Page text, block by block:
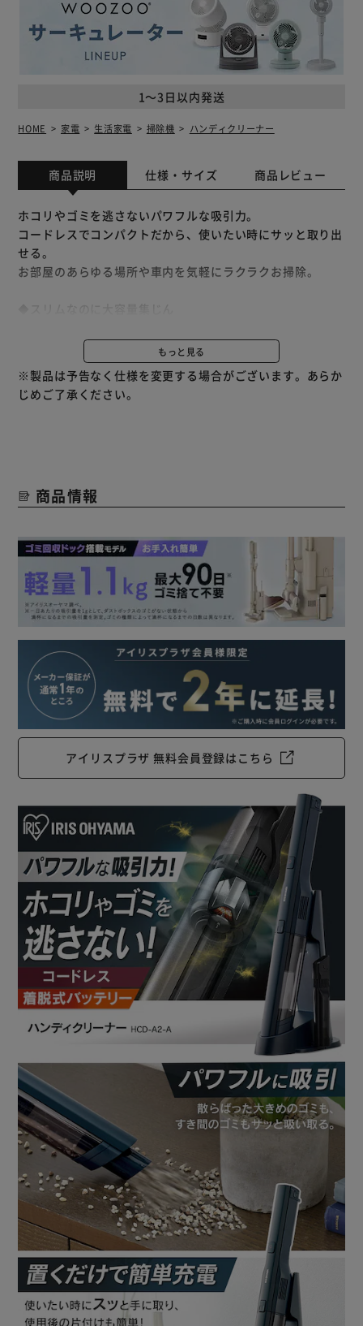
1～3日以内発送
HOME 家電 生活家電 掃除機 ハンディクリーナー
商品説明 仕様・サイズ 商品レビュー
ホコリやゴミを逃さないパワフルな吸引力。
コードレスでコンパクトだから、使いたい時にサッと取り出
せる。
お部屋のあらゆる場所や車内を気軽にラクラクお掃除。
集じん容量0.2Lなので、ゴミを捨てる頻度は少なく快適にお
掃除できます。
コンパクトボディのコードレスだから、掃除しにくい車内に
もおすすめ。
準HEPAフィルター搭載で、微細なゴミ・ホコリを取り除
◆置くだけ簡単充電
充電はスタンドに置くだけ。
使いたい時にサッと取り出せる。
ランプでバッテリー残量をお知らせ。
シンプルな機能で分かりやすく、使いやすい。
◆お手入れ簡単
ダストカップを外すだけで簡単ゴミ捨て。
ダストカップは外して水洗い可能。
丸ごと洗えるので、清潔に使えます。
もっと見る
※製品は予告なく仕様を変更する場合がございます。あらか
じめご了承ください。
商品情報
アイリスプラザ 無料会員登録はこちら